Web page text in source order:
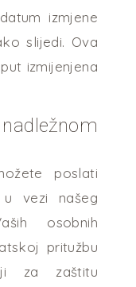
izmjene
slijedi. Ova
izmijenjena
poslati
u vezi našeg
osobnih
pritužbu
za zaštitu